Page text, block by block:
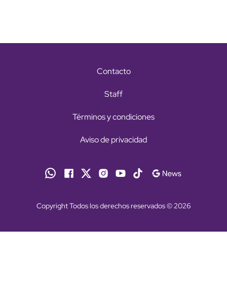
Contacto
Staff
Términos y condiciones
Aviso de privacidad
Copyright Todos los derechos reservados © 2026